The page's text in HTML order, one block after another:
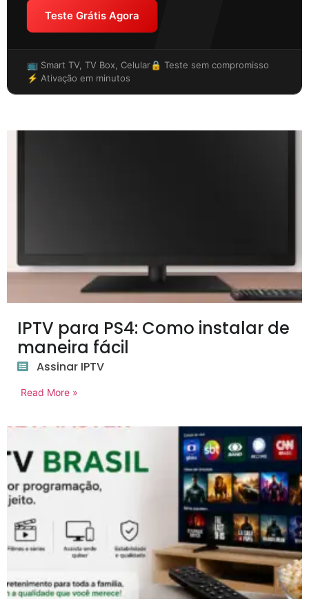
Teste Grátis Agora
📺 Smart TV, TV Box, Celular🔒 Teste sem compromisso
⚡ Ativação em minutos
IPTV para PS4: Como instalar de
maneira fácil
Assinar IPTV
Read More »